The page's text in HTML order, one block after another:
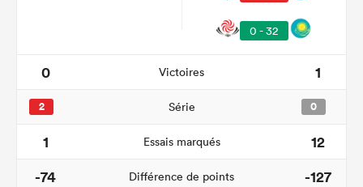
0 - 32
0 Victoires 1
2 Série 0
1 Essais marqués
12
-74
Différence de points
-127